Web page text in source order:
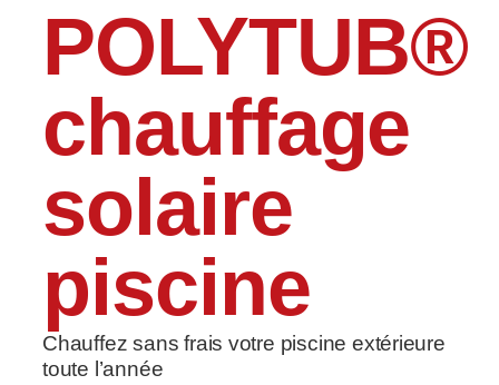
POLYTUB®
chauffage
solaire
piscine
Chauffez sans frais votre piscine extérieure
toute l’année